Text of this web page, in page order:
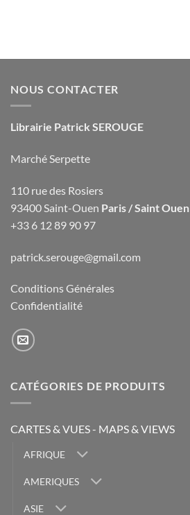
NOUS CONTACTER
Librairie Patrick SEROUGE
Marché Serpette
110 rue des Rosiers
93400 Saint-Ouen Paris / Saint Ouen
+33 6 12 89 90 97
patrick.serouge@gmail.com
Conditions Générales
Confidentialité
CATÉGORIES DE PRODUITS
CARTES & VUES - MAPS & VIEWS
AFRIQUE
AMERIQUES
ASIE